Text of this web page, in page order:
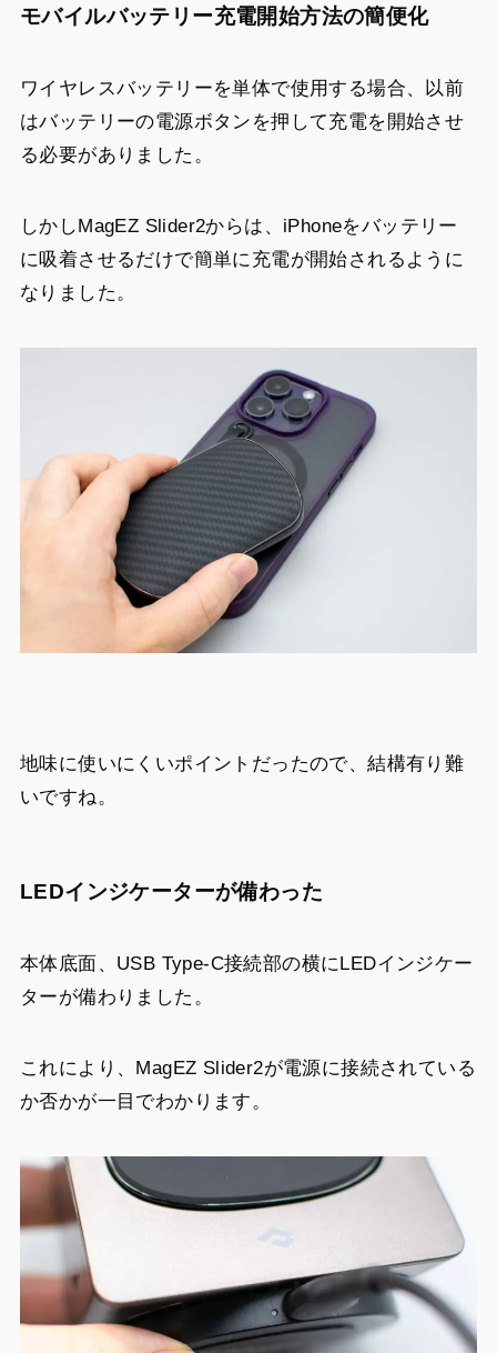
モバイルバッテリー充電開始方法の簡便化
ワイヤレスバッテリーを単体で使用する場合、以前
はバッテリーの電源ボタンを押して充電を開始させ
る必要がありました。
しかしMagEZ Slider2からは、iPhoneをバッテリー
に吸着させるだけで簡単に充電が開始されるように
なりました。
地味に使いにくいポイントだったので、結構有り難
いですね。
LEDインジケーターが備わった
本体底面、USB Type-C接続部の横にLEDインジケー
ターが備わりました。
これにより、MagEZ Slider2が電源に接続されている
か否かが一目でわかります。